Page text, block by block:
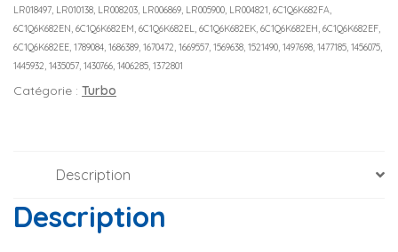
LR018497, LR010138, LR008203, LR006869, LR005900, LR004821, 6C1Q6K682FA,
6C1Q6K682EN, 6C1Q6K682EM, 6C1Q6K682EL, 6C1Q6K682EK, 6C1Q6K682EH, 6C1Q6K682EF,
6C1Q6K682EE, 1789084, 1686389, 1670472, 1669557, 1569638, 1521490, 1497698, 1477185, 1456075,
1445932, 1435057, 1430766, 1406285, 1372801
Catégorie : Turbo
Description
Description